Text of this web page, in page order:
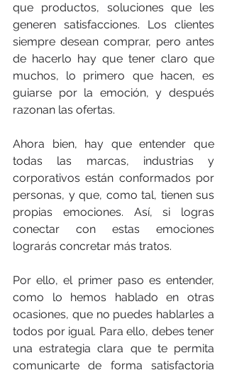
que productos, soluciones que les
generen satisfacciones. Los clientes
siempre desean comprar, pero antes
de hacerlo hay que tener claro que
muchos, lo primero que hacen, es
guiarse por la emoción, y después
razonan las ofertas.
Ahora bien, hay que entender que
todas las marcas, industrias y
corporativos están conformados por
personas, y que, como tal, tienen sus
propias emociones. Así, si logras
conectar con estas emociones
lograrás concretar más tratos.
Por ello, el primer paso es entender,
como lo hemos hablado en otras
ocasiones, que no puedes hablarles a
todos por igual. Para ello, debes tener
una estrategia clara que te permita
comunicarte de forma satisfactoria